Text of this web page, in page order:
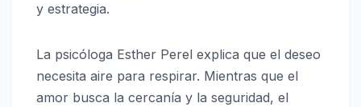
y estrategia.
La psicóloga Esther Perel explica que el deseo
necesita aire para respirar. Mientras que el
amor busca la cercanía y la seguridad, el